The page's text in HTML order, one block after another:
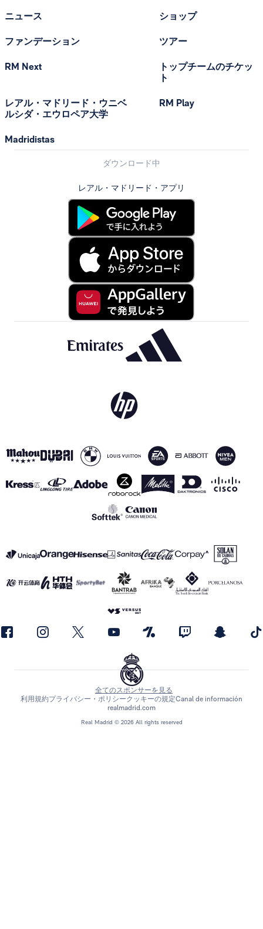
ニュース
ファンデーション
RM Next
レアル・マドリード・ウニベ
ルシダ・エウロペア大学
Madridistas
ショップ
ツアー
トップチームのチケッ
ト
RM Play
ダウンロード中
レアル・マドリード・アプリ
Real Madrid © 2026 All rights reserved
全てのスポンサーを見る
利用規約プライバシー・ポリシークッキーの規定Canal de información
realmadrid.com